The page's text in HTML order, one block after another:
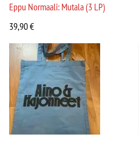
Eppu Normaali: Mutala (3 LP)
39,90€